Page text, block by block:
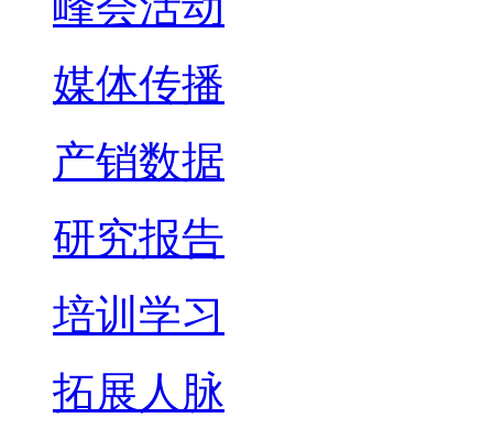
媒体传播
产销数据
研究报告
培训学习
拓展人脉